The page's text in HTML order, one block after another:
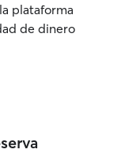
plataforma
de dinero